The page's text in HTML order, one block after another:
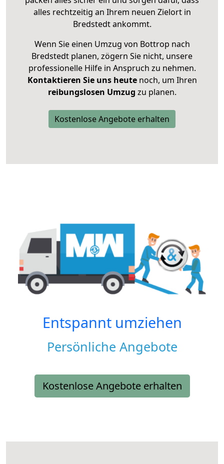
alles rechtzeitig an Ihrem neuen Zielort in
Bredstedt ankommt.
Wenn Sie einen Umzug von Bottrop nach
Bredstedt planen, zögern Sie nicht, unsere
professionelle Hilfe in Anspruch zu nehmen.
Kontaktieren Sie uns heutenoch, um Ihren
reibungslosen Umzug zu planen.
Kostenlose Angebote erhalten
Entspannt umziehen
Persönliche Angebote
Kostenlose Angebote erhalten